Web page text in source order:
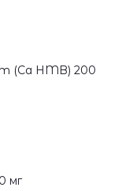
(Ca HMB) 200
мг